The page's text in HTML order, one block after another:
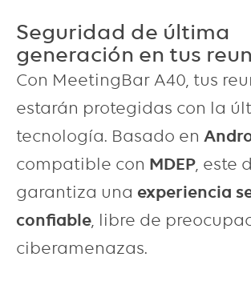
Seguridad de última
generación en tus
Con MeetingBar A40, tus
estarán protegidas con la
tecnología. Basado en
compatible con MDEP , este
garantiza una experiencia
confiable , libre de
ciberamenazas.